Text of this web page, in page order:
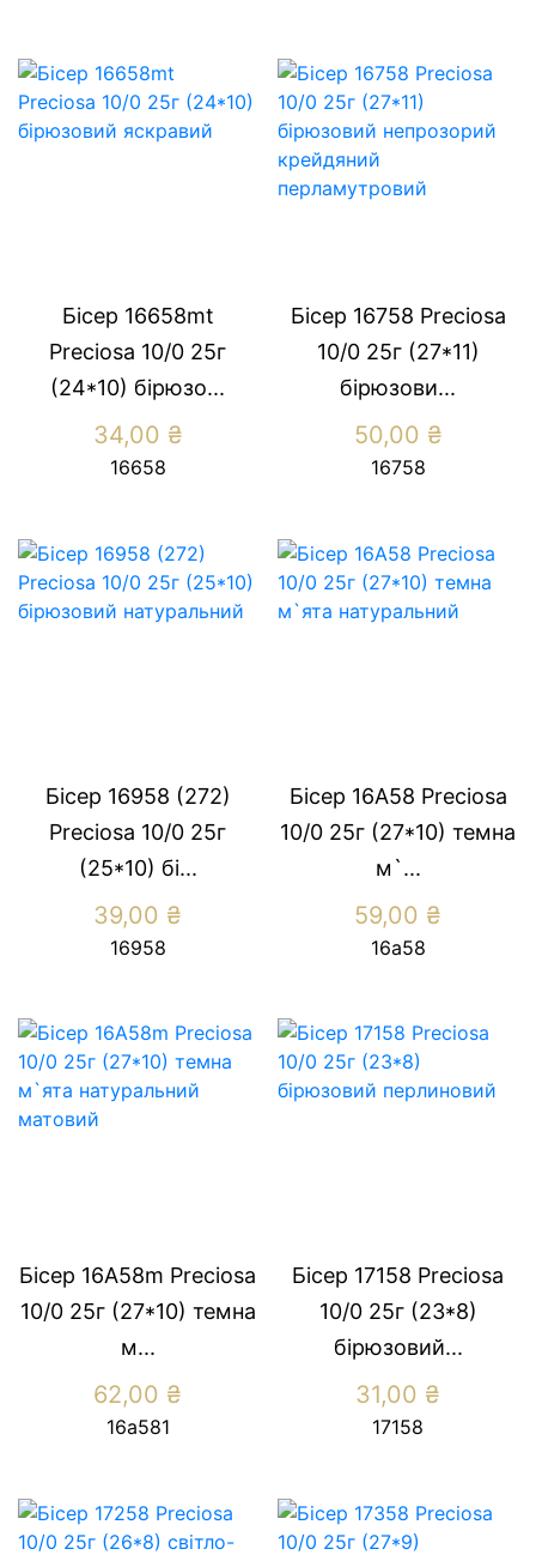
Бісер 16658mt
Preсiosa 10/0 25г
(24*10) бiрюзо...
34,00 ₴
16658
Бісер 16758 Preсiosa
10/0 25г (27*11)
бірюзови...
50,00 ₴
16758
Бісер 16958 (272)
Preсiosa 10/0 25г
(25*10) бі...
39,00 ₴
16958
Бісер 16А58 Preciosa
10/0 25г (27*10) темна
м`...
59,00 ₴
16а58
Бісер 16А58m Preciosa
10/0 25г (27*10) темна
м...
62,00 ₴
16а581
Бісер 17158 Preсiosa
10/0 25г (23*8)
бiрюзовий...
31,00 ₴
17158